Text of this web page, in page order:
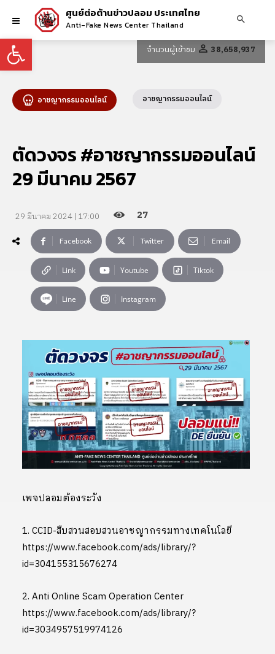
Open toolbar
ศูนย์ต่อต้านข่าวปลอม ประเทศไทย
Anti-Fake News Center Thailand
จำนวนผู้เข้าชม 38,658,937
อาชญากรรมออนไลน์ อาชญากรรมออนไลน์
ตัดวงจร #อาชญากรรมออนไลน์
29 มีนาคม 2567
29 มีนาคม 2024 | 17:00 27
Facebook Twitter Email
Link Youtube Tiktok
Line Instagram
เพจปลอมต้องระวัง
1. CCID-สืบสวนสอบสวนอาชญากรรมทางเทคโนโลยี
https://www.facebook.com/ads/library/?
id=304155315676274
2. Anti Online Scam Operation Center
https://www.facebook.com/ads/library/?
id=3034957519974126